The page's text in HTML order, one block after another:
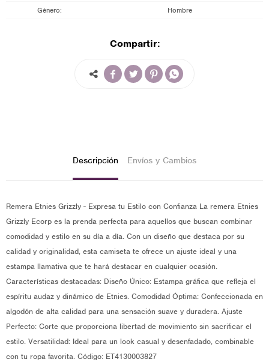
Género Hombre
Compartir:
   
Descripción Envíos y Cambios
Remera Etnies Grizzly - Expresa tu Estilo con Confianza La remera Etnies
Grizzly Ecorp es la prenda perfecta para aquellos que buscan combinar
comodidad y estilo en su día a día. Con un diseño que destaca por su
calidad y originalidad, esta camiseta te ofrece un ajuste ideal y una
estampa llamativa que te hará destacar en cualquier ocasión.
Características destacadas: Diseño Único: Estampa gráfica que refleja el
espíritu audaz y dinámico de Etnies. Comodidad Óptima: Confeccionada en
algodón de alta calidad para una sensación suave y duradera. Ajuste
Perfecto: Corte que proporciona libertad de movimiento sin sacrificar el
estilo. Versatilidad: Ideal para un look casual y desenfadado, combinable
con tu ropa favorita. Código: ET4130003827